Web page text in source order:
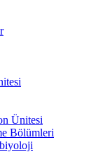
Ünitesi
Bölümleri